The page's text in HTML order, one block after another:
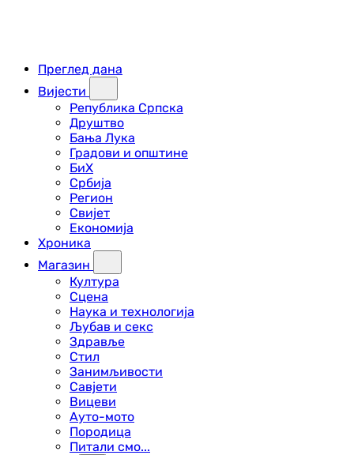
Преглед дана
Вијести
Република Српска
Друштво
Бања Лука
Градови и општине
БиХ
Србија
Регион
Свијет
Економија
Хроника
Магазин
Култура
Сцена
Наука и технологија
Љубав и секс
Здравље
Стил
Занимљивости
Савјети
Вицеви
Ауто-мото
Породица
Питали смо...